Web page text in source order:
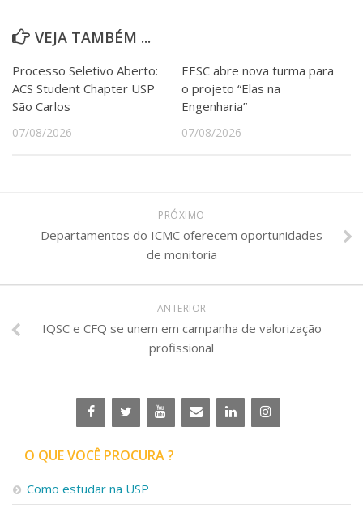
VEJA TAMBÉM ...
Processo Seletivo Aberto:
ACS Student Chapter USP
São Carlos
07/08/2026
EESC abre nova turma para
o projeto “Elas na
Engenharia”
07/08/2026
PRÓXIMO
Departamentos do ICMC oferecem oportunidades
de monitoria
ANTERIOR
IQSC e CFQ se unem em campanha de valorização
profissional
O QUE VOCÊ PROCURA ?
Como estudar na USP